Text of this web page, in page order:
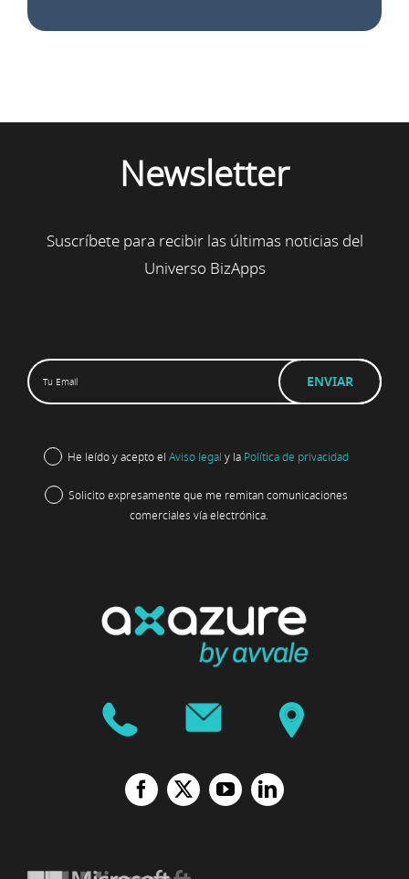
Newsletter
Suscríbete para recibir las últimas noticias del
Universo BizApps
He leído y acepto el Aviso legal y la Política de privacidad
Solicito expresamente que me remitan comunicaciones
comerciales vía electrónica.